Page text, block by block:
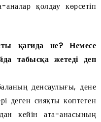
қолдау көрсетіп
қағида не? Немесе
табысқа жетеді деп
денсаулығы, дене
деген сияқты көптеген
кейін ата-анасының